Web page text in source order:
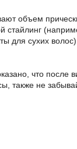
объем
стайлинг
для сухих
что после
также не